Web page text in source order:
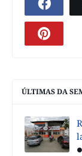
ÚLTIMAS DA